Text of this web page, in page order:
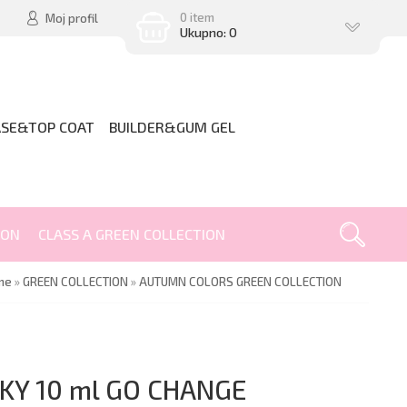
Moj profil 0 item
Ukupno: 0
COAT BUILDER&GUM GEL
CLASS A GREEN COLLECTION
»GREEN COLLECTION »AUTUMN COLORS GREEN COLLECTION
10 ml GO CHANGE